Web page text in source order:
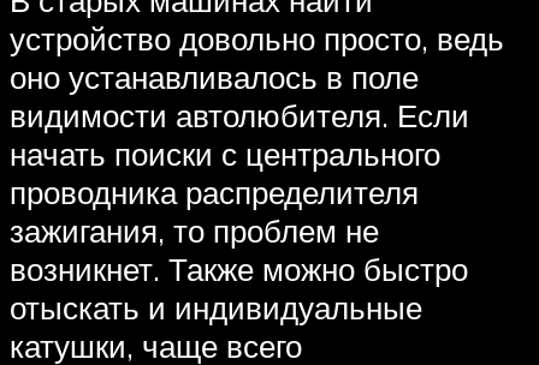
устройство довольно просто, ведь
оно устанавливалось в поле
видимости автолюбителя. Если
начать поиски с центрального
проводника распределителя
зажигания, то проблем не
возникнет. Также можно быстро
отыскать и индивидуальные
катушки, чаще всего